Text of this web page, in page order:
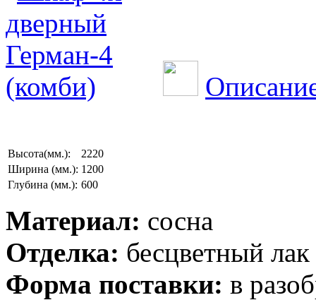
Высота(мм.):
2220
Ширина (мм.): 1200
Глубина (мм.): 600
Материал: сосна
Отделка: бесцветный лак
Форма поставки: в